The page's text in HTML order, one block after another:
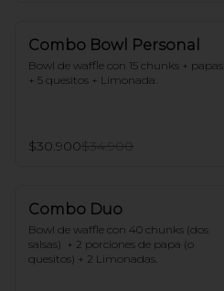
Combo Bowl Personal
Bowl de waffle con 15 chunks + papas
+ 5 quesitos + Limonada.
$30.900$34.900
Combo Duo
Bowl de waffle con 40 chunks (dos
salsas)  + 2 porciones de papa (o
quesitos) + 2 Limonadas.